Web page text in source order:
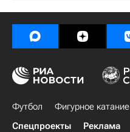
Футбол Фигурное катание
Спецпроекты
Реклама